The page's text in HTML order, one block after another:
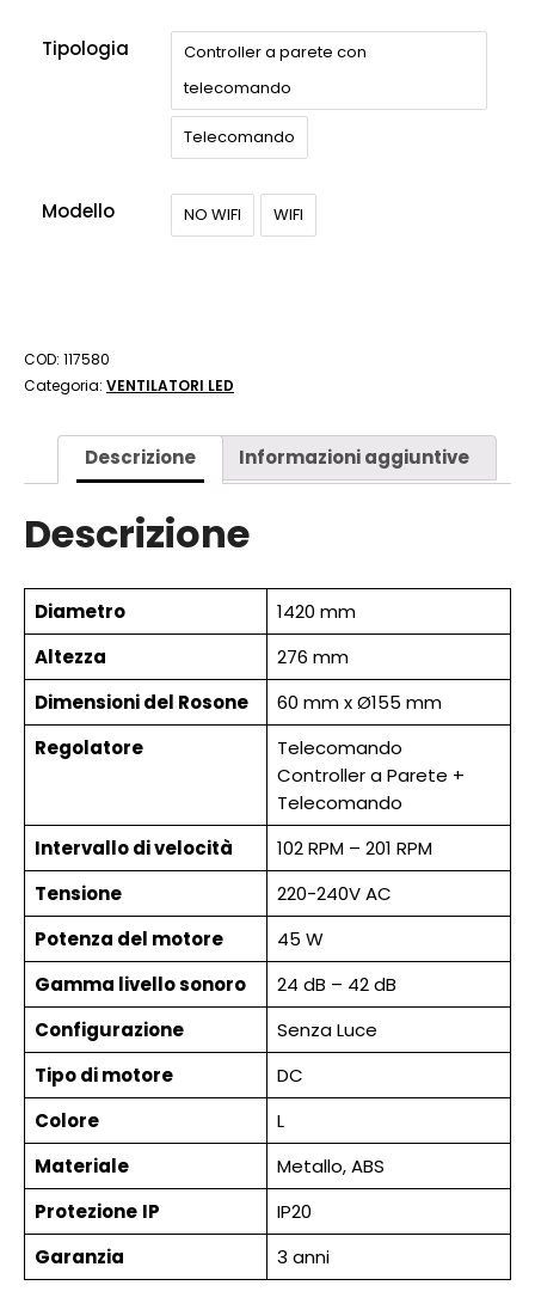
Tipologia
Controller a parete con
telecomando
Telecomando
Modello NO WIFI WIFI
COD: 117580
Categoria: VENTILATORI LED
Descrizione Informazioni aggiuntive
Descrizione
Diametro
1420 mm
Altezza
276 mm
Dimensioni del Rosone
60 mm x Ø155 mm
Regolatore
Telecomando
Controller a Parete +
Telecomando
Intervallo di velocità
102 RPM – 201 RPM
Tensione
220-240V AC
Potenza del motore
45 W
Gamma livello sonoro
24 dB – 42 dB
Configurazione
Senza Luce
Tipo di motore
DC
Colore
L
Materiale
Metallo, ABS
Protezione IP
IP20
Garanzia
3 anni